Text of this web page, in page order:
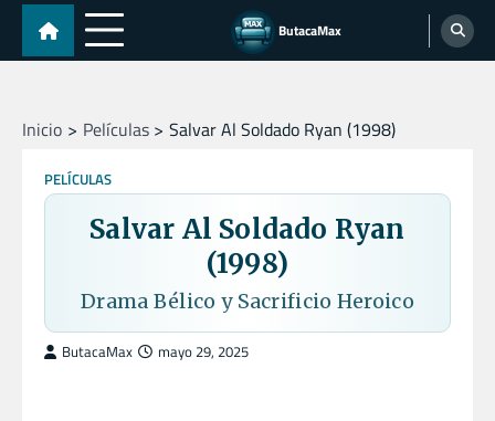
Skip
content
ButacaMax
Inicio Películas Salvar Al Soldado Ryan (1998)
PELÍCULAS
Salvar Al Soldado Ryan
(1998)
Drama Bélico y Sacrificio Heroico
ButacaMax mayo 29, 2025